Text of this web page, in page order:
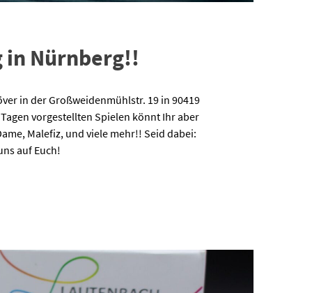
in Nürnberg!!
in der Großweidenmühlstr. 19 in 90419
vorgestellten Spielen könnt Ihr aber
Malefiz, und viele mehr!! Seid dabei:
auf Euch!